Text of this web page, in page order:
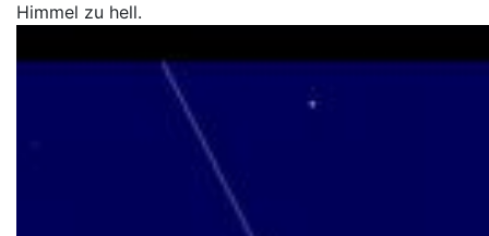
Himmel zu hell.